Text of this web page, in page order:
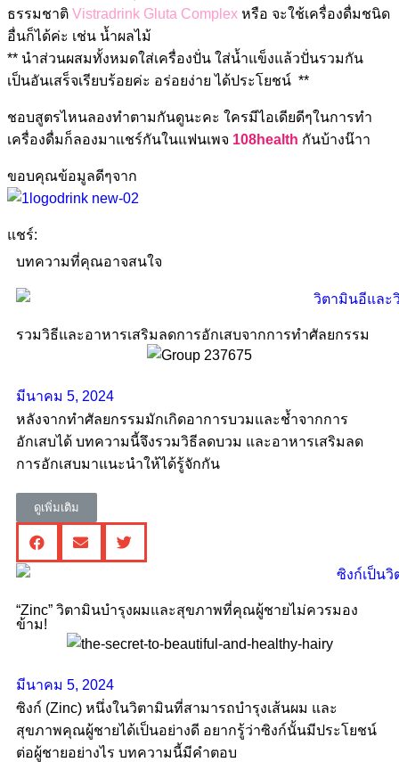
ธรรมชาติ Vistradrink Gluta Complex หรือ จะใช้เครื่องดื่มชนิด
อื่นก็ได้ค่ะ เช่น น้ำผลไม้
** นำส่วนผสมทั้งหมดใส่เครื่องปั่น ใส่น้ำแข็งแล้วปั่นรวมกัน
เป็นอันเสร็จเรียบร้อยค่ะ อร่อยง่าย ได้ประโยชน์ **
ชอบสูตรไหนลองทำตามกันดูนะคะ ใครมีไอเดียดีๆในการทำ
เครื่องดื่มก็ลองมาแชร์กันในแฟนเพจ 108health กันบ้างน๊าา
ขอบคุณข้อมูลดีๆจาก
แชร์:
บทความที่คุณอาจสนใจ
รวมวิธีและอาหารเสริมลดการอักเสบจากการทำศัลยกรรม
มีนาคม 5, 2024
หลังจากทำศัลยกรรมมักเกิดอาการบวมและช้ำจากการ
อักเสบได้ บทความนี้จึงรวมวิธีลดบวม และอาหารเสริมลด
การอักเสบมาแนะนำให้ได้รู้จักกัน
ดูเพิ่มเติม
“Zinc” วิตามินบำรุงผมและสุขภาพที่คุณผู้ชายไม่ควรมอง
ข้าม!
มีนาคม 5, 2024
ซิงก์ (Zinc) หนึ่งในวิตามินที่สามารถบำรุงเส้นผม และ
สุขภาพคุณผู้ชายได้เป็นอย่างดี อยากรู้ว่าซิงก์นั้นมีประโยชน์
ต่อผู้ชายอย่างไร บทความนี้มีคำตอบ